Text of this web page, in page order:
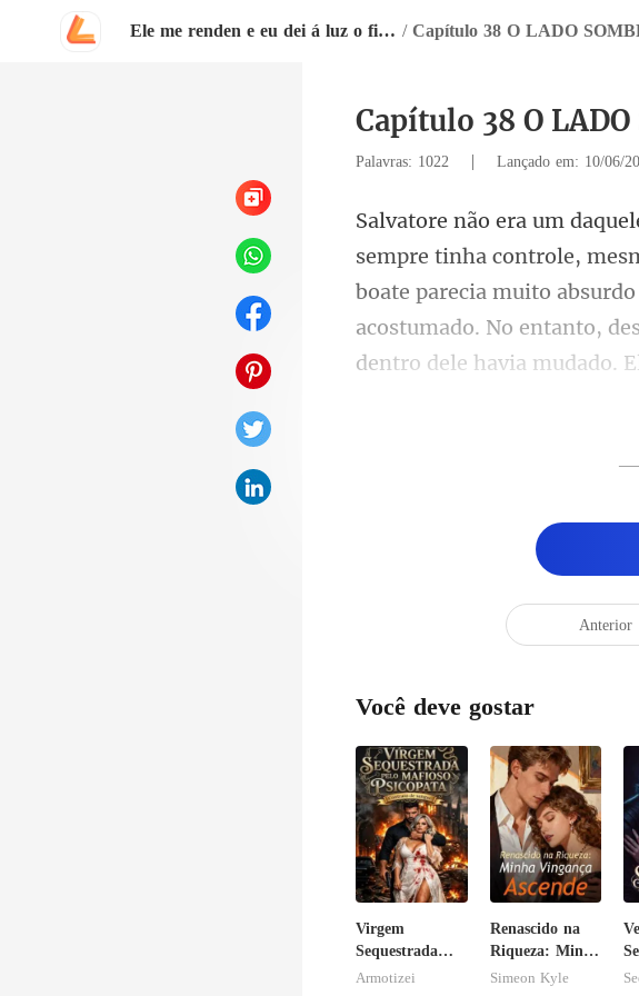
Ele me renden e eu dei á luz o filho de seu chefe /
Capítulo 38 O LADO
Palavras: 1022 | Lançado em: 10/06/
boate parecia muito
acostumado. No entanto
Anterior
Você deve gostar
Virgem
Sequestrada
pelo Mafioso
Armotizei
Renascido na
Riqueza: Minha
Vingança
Simeon Kyle